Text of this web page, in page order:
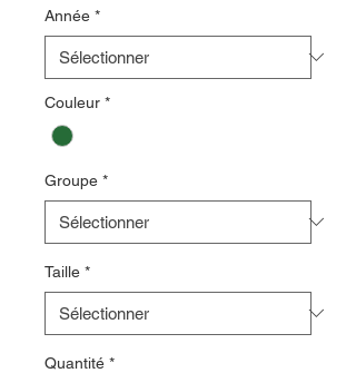
Année *
Couleur *
Groupe *
Taille *
Quantité *